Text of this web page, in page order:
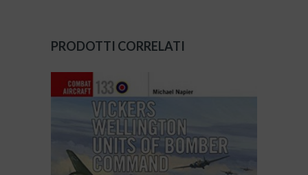
PRODOTTI CORRELATI